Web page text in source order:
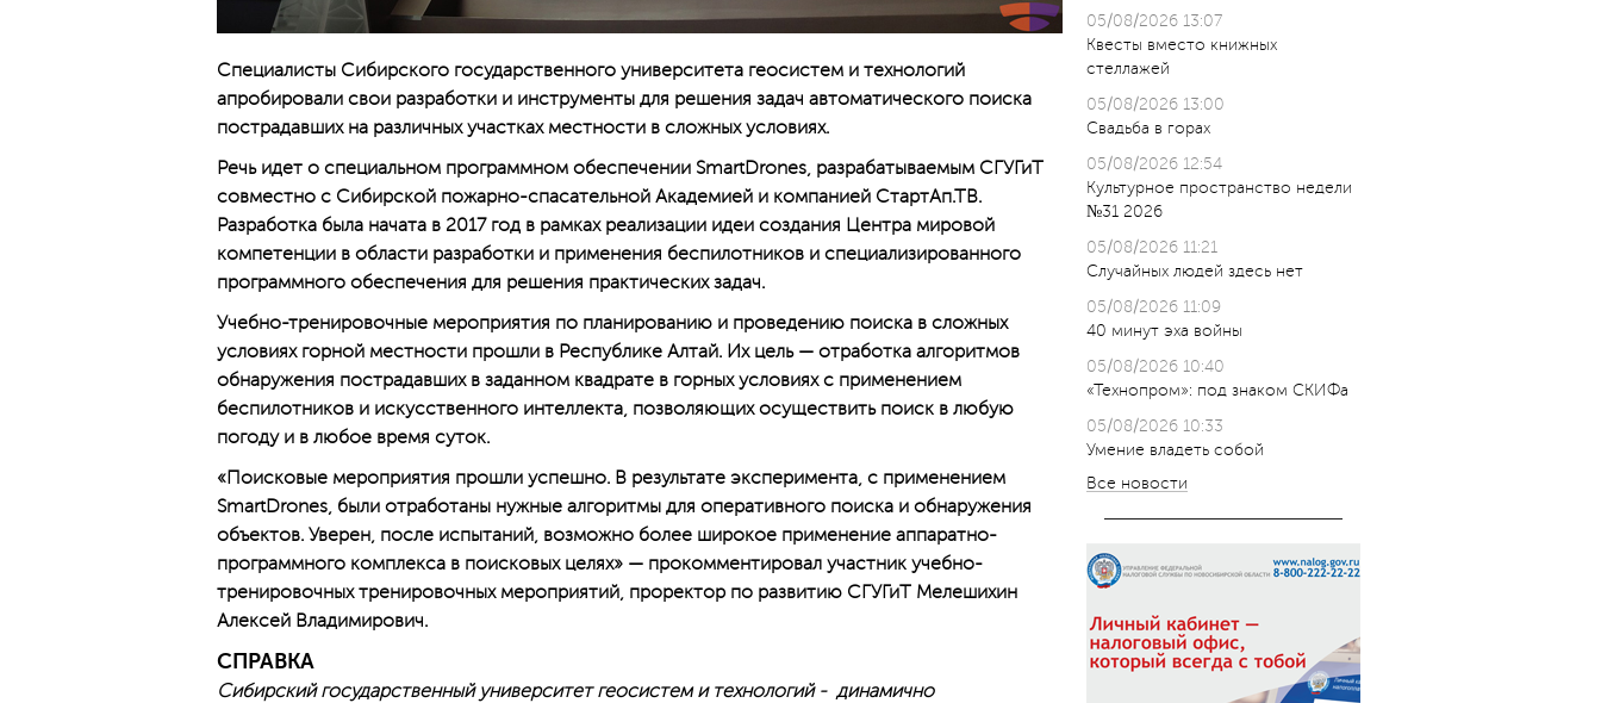
Специалисты Сибирского государственного университета геосистем и технологий
апробировали свои разработки и инструменты для решения задач автоматического поиска
пострадавших на различных участках местности в сложных условиях.
Речь идет о специальном программном обеспечении SmartDrones, разрабатываемым СГУГиТ
совместно с Сибирской пожарно-спасательной Академией и компанией СтартАп.ТВ.
Разработка была начата в 2017 год в рамках реализации идеи создания Центра мировой
компетенции в области разработки и применения беспилотников и специализированного
программного обеспечения для решения практических задач.
Учебно-тренировочные мероприятия по планированию и проведению поиска в сложных
условиях горной местности прошли в Республике Алтай. Их цель — отработка алгоритмов
обнаружения пострадавших в заданном квадрате в горных условиях с применением
беспилотников и искусственного интеллекта, позволяющих осуществить поиск в любую
погоду и в любое время суток.
«Поисковые мероприятия прошли успешно. В результате эксперимента, с применением
SmartDrones, были отработаны нужные алгоритмы для оперативного поиска и обнаружения
объектов. Уверен, после испытаний, возможно более широкое применение аппаратно-
программного комплекса в поисковых целях» — прокомментировал участник учебно-
тренировочных тренировочных мероприятий, проректор по развитию СГУГиТ Мелешихин
Алексей Владимирович.
СПРАВКА
Сибирский государственный университет геосистем и технологий - динамично
05/08/2026 13:07
Квесты вместо книжных
стеллажей
05/08/2026 13:00
Свадьба в горах
05/08/2026 12:54
Культурное пространство недели
№31 2026
05/08/2026 11:21
Случайных людей здесь нет
05/08/2026 11:09
40 минут эха войны
05/08/2026 10:40
«Технопром»: под знаком СКИФа
05/08/2026 10:33
Умение владеть собой
Все новости